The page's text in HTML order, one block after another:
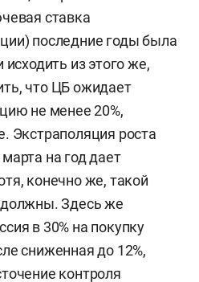
ставка
последние годы была
исходить из этого же,
что ЦБ ожидает
не менее 20%,
Экстраполяция роста
на год дает
конечно же, такой
Здесь же
в 30% на покупку
сниженная до 12%,
контроля